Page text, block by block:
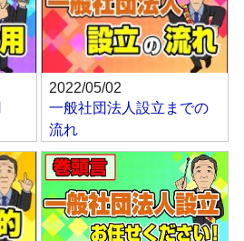
2022/05/02
一般社団法人設立までの
流れ